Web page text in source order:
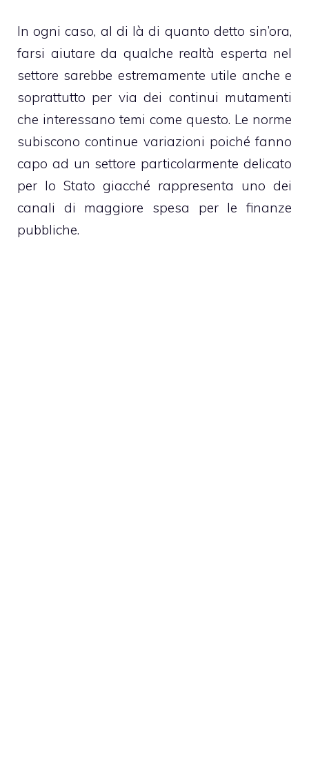
In ogni caso, al di là di quanto detto sin’ora,
farsi aiutare da qualche realtà esperta nel
settore sarebbe estremamente utile anche e
soprattutto per via dei continui mutamenti
che interessano temi come questo. Le norme
subiscono continue variazioni poiché fanno
capo ad un settore particolarmente delicato
per lo Stato giacché rappresenta uno dei
canali di maggiore spesa per le finanze
pubbliche.